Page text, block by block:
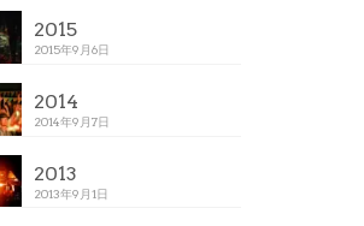
2015
2015年9月6日
2014
2014年9月7日
2013
2013年9月1日